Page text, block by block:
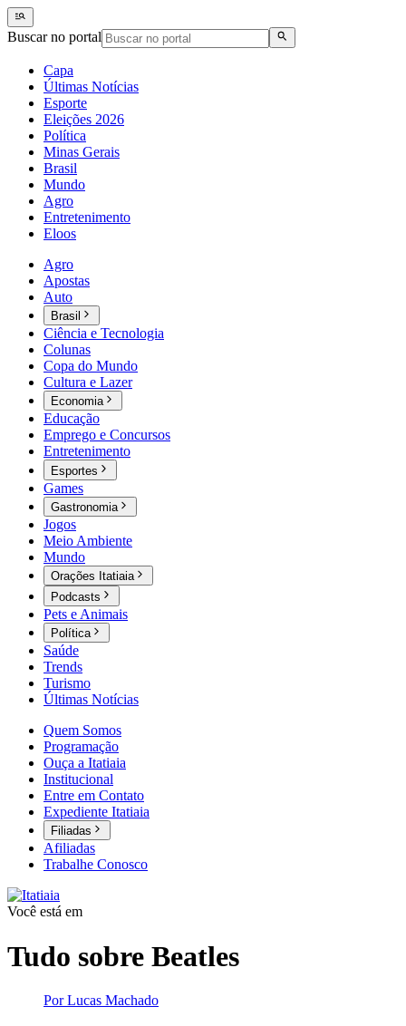
Buscar no portal
Capa
Últimas Notícias
Esporte
Eleições 2026
Política
Minas Gerais
Brasil
Mundo
Agro
Entretenimento
Eloos
Agro
Apostas
Auto
Brasil
Ciência e Tecnologia
Colunas
Copa do Mundo
Cultura e Lazer
Economia
Educação
Emprego e Concursos
Entretenimento
Esportes
Games
Gastronomia
Jogos
Meio Ambiente
Mundo
Orações Itatiaia
Podcasts
Pets e Animais
Política
Saúde
Trends
Turismo
Últimas Notícias
Quem Somos
Programação
Ouça a Itatiaia
Institucional
Entre em Contato
Expediente Itatiaia
Filiadas
Afiliadas
Trabalhe Conosco
Você está em
Tudo sobre Beatles
Por Lucas Machado